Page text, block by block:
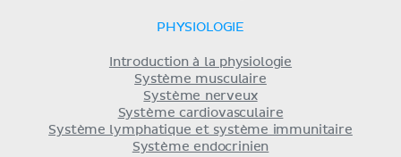
PHYSIOLOGIE
Introduction à la physiologie
Système musculaire
Système nerveux
Système cardiovasculaire
Système lymphatique et système immunitaire
Système endocrinien